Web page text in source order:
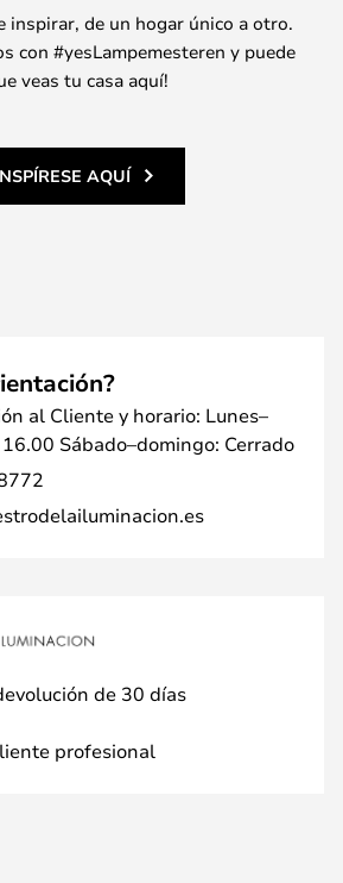
inspirar, de un hogar único a otro.
con #yesLampemesteren y puede
veas tu casa aquí!
AQUÍ
al Cliente y horario: Lunes–
Sábado–domingo: Cerrado
de 30 días
profesional